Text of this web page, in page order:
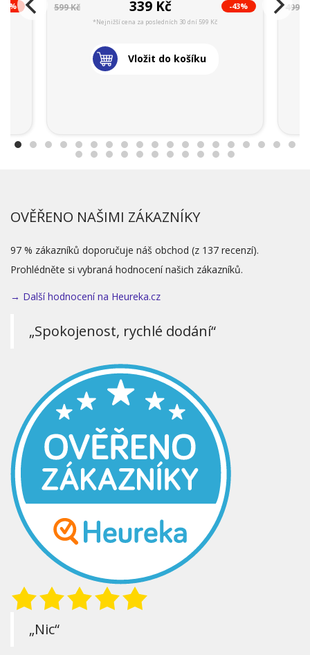
599 Kč 339 Kč -43%
*Nejnižší cena za posledních 30 dní 599 Kč
Vložit do košíku
499
OVĚŘENO NAŠIMI ZÁKAZNÍKY
97 % zákazníků doporučuje náš obchod (z 137 recenzí).
Prohlédněte si vybraná hodnocení našich zákazníků.
→ Další hodnocení na Heureka.cz
„Spokojenost, rychlé dodání“
„Nic“